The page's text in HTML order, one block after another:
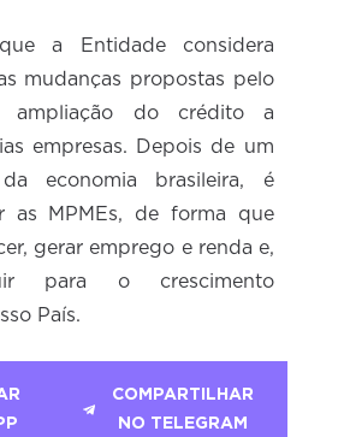
a Entidade considera
mudanças propostas pelo
ampliação do crédito a
empresas. Depois de um
economia brasileira, é
as MPMEs, de forma que
gerar emprego e renda e,
para o crescimento
País.
COMPARTILHAR
NO TELEGRAM